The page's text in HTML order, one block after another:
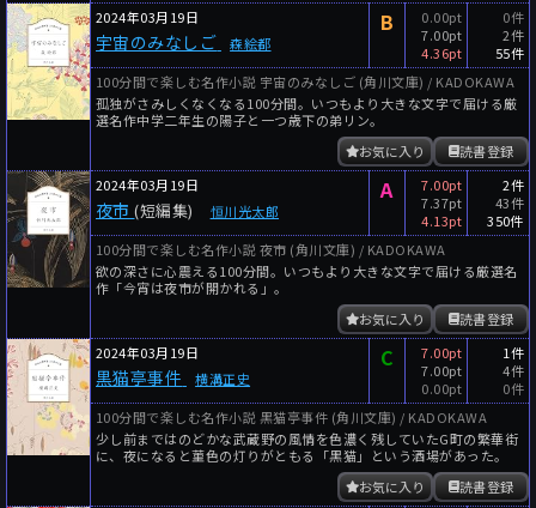
2024年03月19日
宇宙のみなしご 森絵都
B
0.00pt
7.00pt
4.36pt
0件
2件
55件
100分間で楽しむ名作小説 宇宙のみなしご (角川文庫) / KADOKAWA
孤独がさみしくなくなる100分間。いつもより大きな文字で届ける厳
選名作中学二年生の陽子と一つ歳下の弟リン。
読書登録
お気に入り
2024年03月19日
夜市 (短編集) 恒川光太郎
A
7.00pt
7.37pt
4.13pt
2件
43件
350件
100分間で楽しむ名作小説 夜市 (角川文庫) / KADOKAWA
欲の深さに心震える100分間。いつもより大きな文字で届ける厳選名
作「今宵は夜市が開かれる」。
読書登録
お気に入り
2024年03月19日
黒猫亭事件 横溝正史
C
7.00pt
7.00pt
0.00pt
1件
4件
0件
100分間で楽しむ名作小説 黒猫亭事件 (角川文庫) / KADOKAWA
少し前まではのどかな武蔵野の風情を色濃く残していたG町の繁華街
に、夜になると菫色の灯りがともる「黒猫」という酒場があった。
読書登録
お気に入り